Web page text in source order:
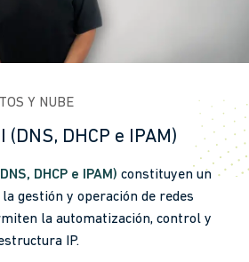
Y NUBE
DHCP e IPAM)
DHCP e IPAM) constituyen un
gestión y operación de redes
la automatización, control y
IP.